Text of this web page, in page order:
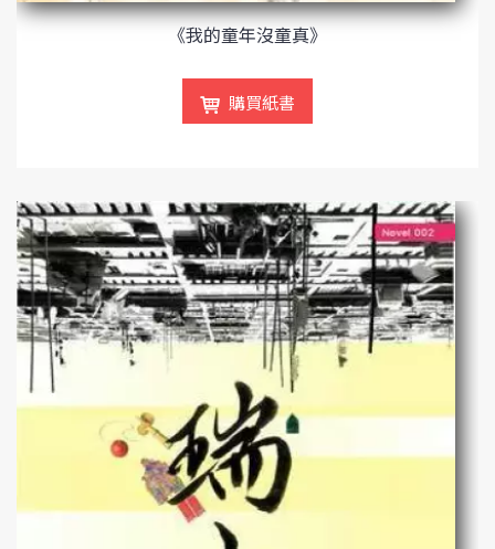
《我的童年沒童真》
購買紙書